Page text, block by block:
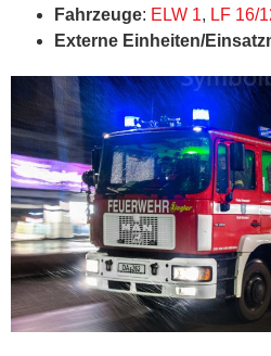
Fahrzeuge: ELW 1, LF 16/
Externe Einheiten/